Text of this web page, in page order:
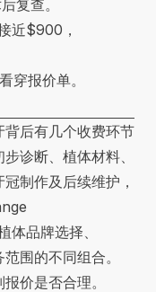
复查。
近$900，
穿报价单。
后有几个收费环节
诊断、植体材料、
制作及后续维护，
品牌选择、
围的不同组合。
价是否合理。